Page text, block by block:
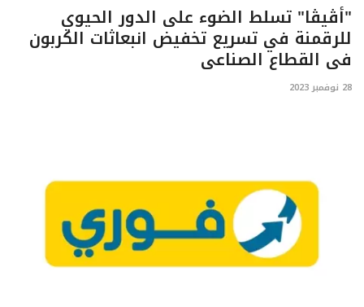
"أڤيڤا" تسلط الضوء على الدور الحيوي
للرقمنة في تسريع تخفيض انبعاثات الكربون
في القطاع الصناعي
28 نوفمبر 2023